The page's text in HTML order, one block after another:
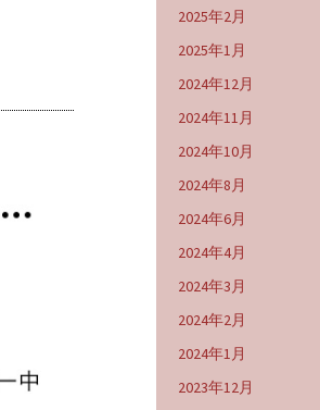
2025年2月
2025年1月
2024年12月
2024年11月
2024年10月
2024年8月
2024年6月
2024年4月
2024年3月
2024年2月
2024年1月
2023年12月